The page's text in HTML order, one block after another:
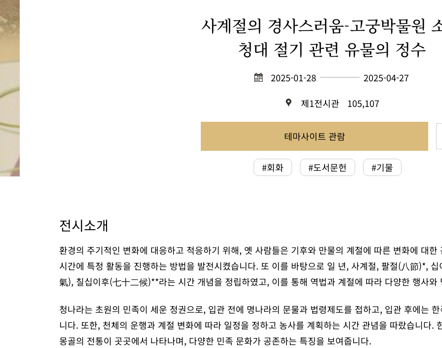
사계절의 경사스러움-고궁박물원
청대 절기 관련 유물의 정수
2025-01-28
2025-04-27
제1전시관
105,107
테마사이트 관람
#회화 #도서문헌 #기물
전시소개
환경의 주기적인 변화에 대응하고 적응하기 위해, 옛 사람들은 기후와 만물의 계절에 따른 변화에 대
시간에 특정 활동을 진행하는 방법을 발전시켰습니다. 또 이를 바탕으로 일 년, 사계절, 팔절(八節)*,
氣), 칠십이후(七十二候)**라는 시간 개념을 정립하였고, 이를 통해 역법과 계절에 따라 다양한 행사와
청나라는 초원의 민족이 세운 정권으로, 입관 전에 명나라의 문물과 법령제도를 접하고, 입관 후에는
니다. 또한, 천체의 운행과 계절 변화에 따라 일정을 정하고 농사를 계획하는 시간 관념을 따랐습니다.
몽골의 전통이 곳곳에서 나타나며, 다양한 민족 문화가 공존하는 특징을 보여줍니다.